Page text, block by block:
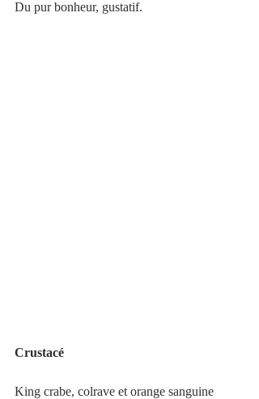
Du pur bonheur, gustatif.
Crustacé
King crabe, colrave et orange sanguine